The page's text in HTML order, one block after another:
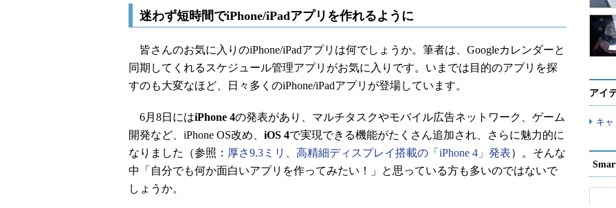
迷わず短時間でiPhone/iPadアプリを作れるように
皆さんのお気に入りのiPhone/iPadアプリは何でしょうか。筆者は、Googleカレンダーと
同期してくれるスケジュール管理アプリがお気に入りです。いまでは目的のアプリを探
すのも大変なほど、日々多くのiPhone/iPadアプリが登場しています。
6月8日にはiPhone 4の発表があり、マルチタスクやモバイル広告ネットワーク、ゲーム
開発など、iPhone OS改め、 iOS 4で実現できる機能がたくさん追加され、さらに魅力的に
なりました（参照： 厚さ9.3ミリ、高精細ディスプレイ搭載の「iPhone 4」発表）。そんな
中「自分でも何か面白いアプリを作ってみたい！」と思っている方も多いのではないで
しょうか。
アイ
キ